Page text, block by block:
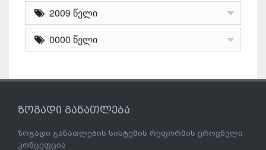
2009 წელი
0000 წელი
ზოგადი განათლება
ზოგადი განათლების სისტემის რეფორმის ეროვნული
კონცეფცია